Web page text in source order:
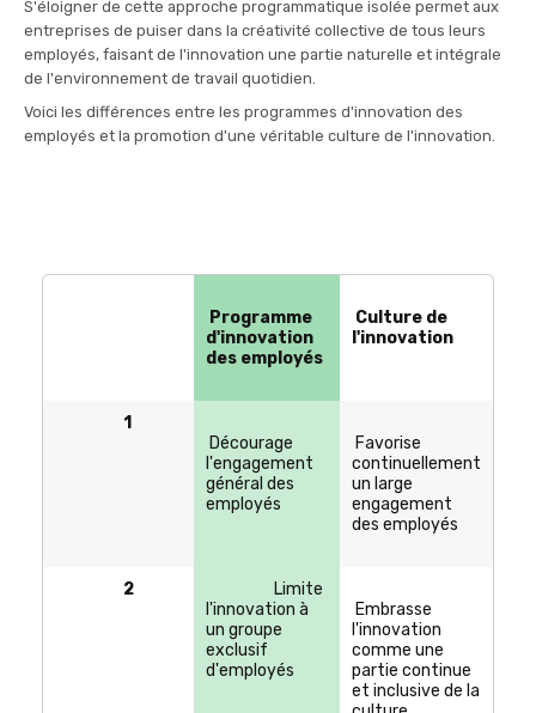
S'éloigner de cette approche programmatique isolée permet aux
entreprises de puiser dans la créativité collective de tous leurs
employés, faisant de l'innovation une partie naturelle et intégrale
de l'environnement de travail quotidien.
Voici les différences entre les programmes d'innovation des
employés et la promotion d'une véritable culture de l'innovation.
Programme
d'innovation
des employés
Culture de
l'innovation
1
Décourage
l'engagement
général des
employés
Favorise
continuellement
un large
engagement
des employés
2
Limite
l'innovation à
un groupe
exclusif
d'employés
Embrasse
l'innovation
comme une
partie continue
et inclusive de la